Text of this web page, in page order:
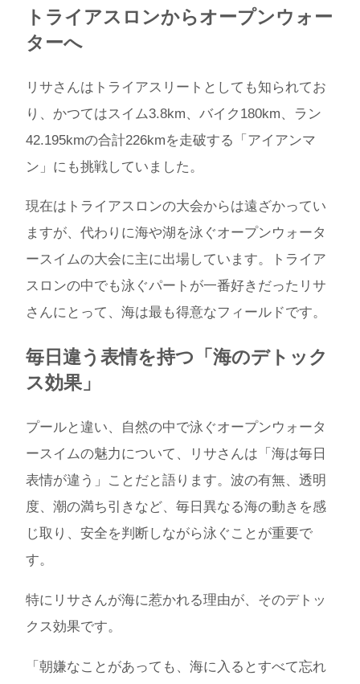
トライアスロンからオープンウォー
ターへ
リサさんはトライアスリートとしても知られてお
り、かつてはスイム3.8km、バイク180km、ラン
42.195kmの合計226kmを走破する「アイアンマ
ン」にも挑戦していました。
現在はトライアスロンの大会からは遠ざかってい
ますが、代わりに海や湖を泳ぐオープンウォータ
ースイムの大会に主に出場しています。トライア
スロンの中でも泳ぐパートが一番好きだったリサ
さんにとって、海は最も得意なフィールドです。
毎日違う表情を持つ「海のデトック
ス効果」
プールと違い、自然の中で泳ぐオープンウォータ
ースイムの魅力について、リサさんは「海は毎日
表情が違う」ことだと語ります。波の有無、透明
度、潮の満ち引きなど、毎日異なる海の動きを感
じ取り、安全を判断しながら泳ぐことが重要で
す。
特にリサさんが海に惹かれる理由が、そのデトッ
クス効果です。
「朝嫌なことがあっても、海に入るとすべて忘れ